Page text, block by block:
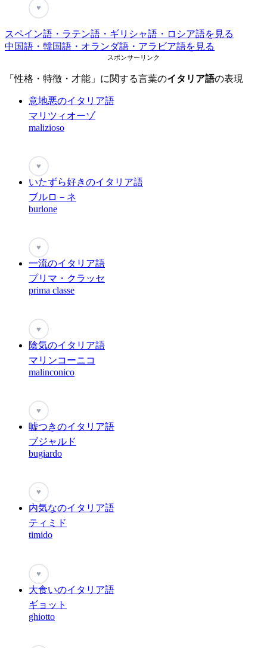
♥
スペイン語・ラテン語・ギリシャ語・ロシア語を見る
中国語・韓国語・オランダ語・アラビア語を見る
スポンサーリンク
「性格・特徴・才能」に関する言葉のイタリア語の表現
意地悪のイタリア語
マリツィオーゾ
malizioso
♥
いたずら好きのイタリア語
ブルロ－ネ
burlone
♥
一流のイタリア語
プリマ・クラッセ
prima classe
♥
陰気のイタリア語
マリンコーニコ
malinconico
♥
嘘つきのイタリア語
ブジャルド
bugiardo
♥
内気なのイタリア語
ティミド
timido
♥
大食いのイタリア語
ギョット
ghiotto